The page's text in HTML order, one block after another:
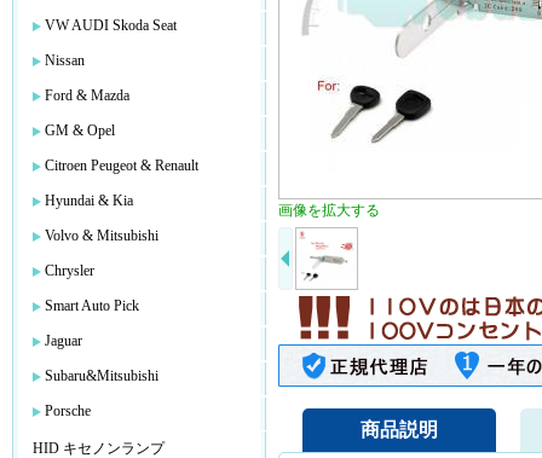
VW AUDI Skoda Seat
Nissan
Ford & Mazda
GM & Opel
Citroen Peugeot & Renault
Hyundai & Kia
Volvo & Mitsubishi
Chrysler
Smart Auto Pick
Jaguar
Subaru&Mitsubishi
Porsche
HID キセノンランプ
画像を拡大する
商品説明